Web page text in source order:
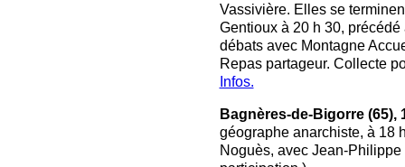
Vassivière. Elles se
Gentioux à 20 h 30,
débats avec Montagne
Repas partageur. Collecte
Infos.
Bagnères-de-Bigorre (65),
géographe anarchiste, à 18
Noguès, avec Jean-